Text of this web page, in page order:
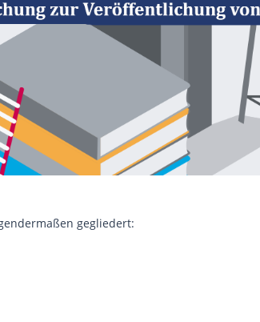
gegliedert: